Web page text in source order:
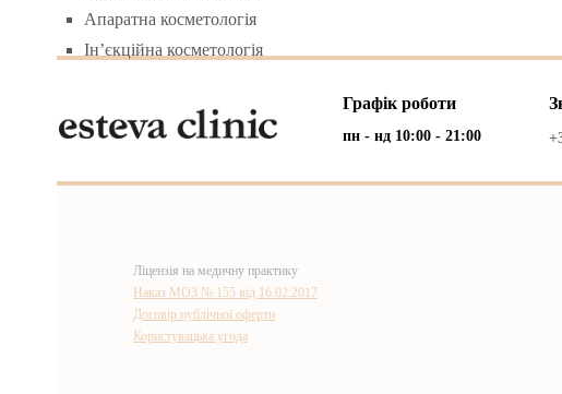
Апаратна косметологія
Ін’єкційна косметологія
Графік роботи
пн - нд 10:00 - 21:00
Ліцензія на медичну практику
Наказ МОЗ № 155 від 16.02.2017
Договір публічної оферти
Користувацька угода